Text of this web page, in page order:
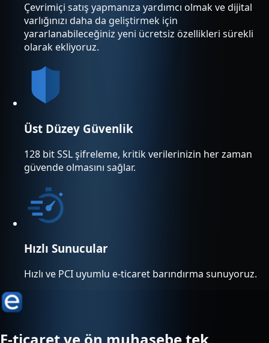
Çevrimiçi satış yapmanıza yardımcı olmak ve dijital
varlığınızı daha da geliştirmek için
yararlanabileceğiniz yeni ücretsiz özellikleri sürekli
olarak ekliyoruz.
Üst Düzey Güvenlik
128 bit SSL şifreleme, kritik verilerinizin her zaman
güvende olmasını sağlar.
Hızlı Sunucular
Hızlı ve PCI uyumlu e-ticaret barındırma sunuyoruz.